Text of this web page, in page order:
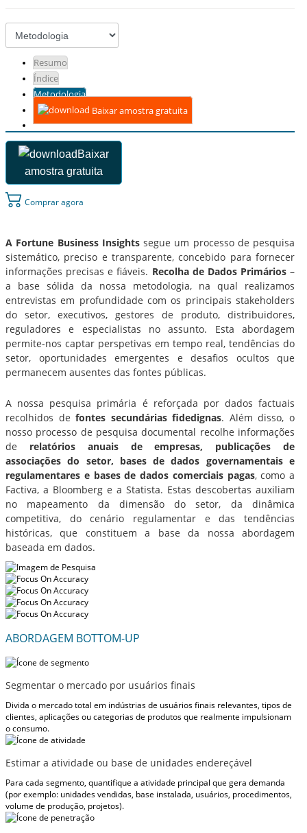
Resumo
Índice
Metodologia
Baixar amostra gratuita
Baixar
amostra gratuita
Comprar agora
A Fortune Business Insightssegue um processo de pesquisa
sistemático, preciso e transparente, concebido para fornecer
informações precisas e fiáveis. Recolha de Dados Primários–
a base sólida da nossa metodologia, na qual realizamos
entrevistas em profundidade com os principais stakeholders
do setor, executivos, gestores de produto, distribuidores,
reguladores e especialistas no assunto. Esta abordagem
permite-nos captar perspetivas em tempo real, tendências do
setor, oportunidades emergentes e desafios ocultos que
permanecem ausentes das fontes públicas.
A nossa pesquisa primária é reforçada por dados factuais
recolhidos defontes secundárias fidedignas. Além disso, o
nosso processo de pesquisa documental recolhe informações
de relatórios anuais de empresas, publicações de
associações do setor, bases de dados governamentais e
regulamentares e bases de dados comerciais pagas, como a
Factiva, a Bloomberg e a Statista. Estas descobertas auxiliam
no mapeamento da dimensão do setor, da dinâmica
competitiva, do cenário regulamentar e das tendências
históricas, que constituem a base da nossa abordagem
baseada em dados.
ABORDAGEM BOTTOM-UP
Segmentar o mercado por usuários finais
Divida o mercado total em indústrias de usuários finais relevantes, tipos de
clientes, aplicações ou categorias de produtos que realmente impulsionam
o consumo.
Estimar a atividade ou base de unidades endereçável
Para cada segmento, quantifique a atividade principal que gera demanda
(por exemplo: unidades vendidas, base instalada, usuários, procedimentos,
volume de produção, projetos).